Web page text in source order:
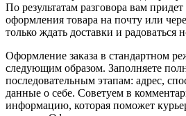
По результатам разговора вам
оформления товара на почту или
только ждать доставки и радоваться
Оформление заказа в стандартном
следующим образом. Заполняете
последовательным этапам: адрес,
данные о себе. Советуем в
информацию, которая поможет